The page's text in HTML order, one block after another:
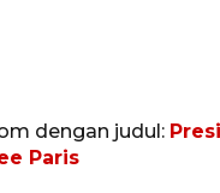
dengan judul:
Paris